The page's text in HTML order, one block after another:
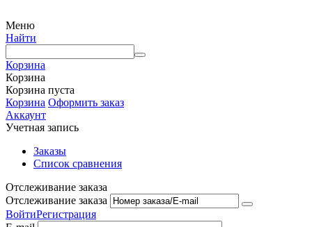
Меню
Найти
Корзина
Корзина
Корзина пуста
Корзина Оформить заказ
Аккаунт
Учетная запись
Заказы
Список сравнения
Отслеживание заказа
Отслеживание заказа
ВойтиРегистрация